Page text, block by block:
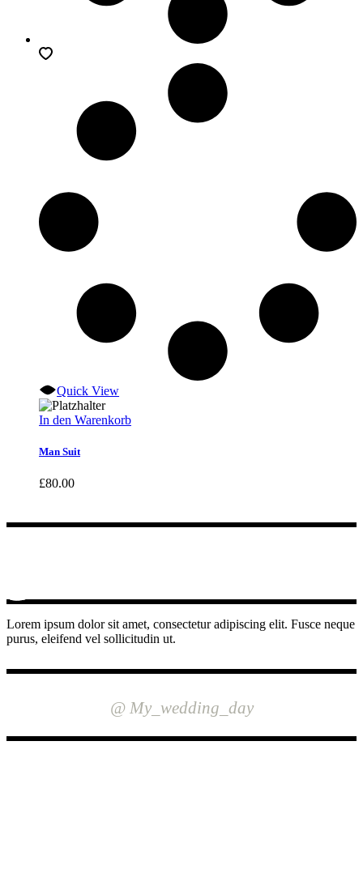
Quick View
In den Warenkorb
Man Suit
£80.00
Lorem ipsum dolor sit amet, consectetur adipiscing elit. Fusce neque
purus, eleifend vel sollicitudin ut.
@ My_wedding_day